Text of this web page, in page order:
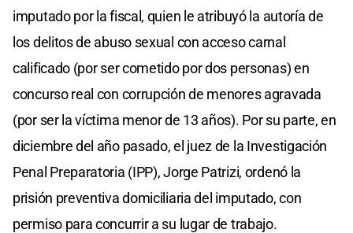
imputado por la fiscal, quien le atribuyó la autoría de
los delitos de abuso sexual con acceso carnal
calificado (por ser cometido por dos personas) en
concurso real con corrupción de menores agravada
(por ser la víctima menor de 13 años). Por su parte, en
diciembre del año pasado, el juez de la Investigación
Penal Preparatoria (IPP), Jorge Patrizi, ordenó la
prisión preventiva domiciliaria del imputado, con
permiso para concurrir a su lugar de trabajo.